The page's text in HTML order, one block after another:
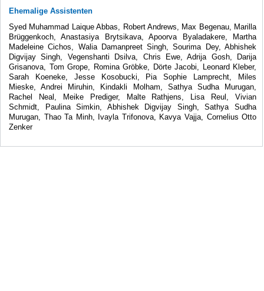
Ehemalige Assistenten
Syed Muhammad Laique Abbas, Robert Andrews, Max Begenau, Marilla
Brüggenkoch, Anastasiya Brytsikava, Apoorva Byaladakere, Martha
Madeleine Cichos, Walia Damanpreet Singh, Sourima Dey, Abhishek
Digvijay Singh, Vegenshanti Dsilva, Chris Ewe, Adrija Gosh, Darija
Grisanova, Tom Grope, Romina Gröbke, Dörte Jacobi, Leonard Kleber,
Sarah Koeneke, Jesse Kosobucki, Pia Sophie Lamprecht, Miles
Mieske, Andrei Miruhin, Kindakli Molham, Sathya Sudha Murugan,
Rachel Neal, Meike Prediger, Malte Rathjens, Lisa Reul, Vivian
Schmidt, Paulina Simkin, Abhishek Digvijay Singh, Sathya Sudha
Murugan, Thao Ta Minh, Ivayla Trifonova, Kavya Vajja, Cornelius Otto
Zenker